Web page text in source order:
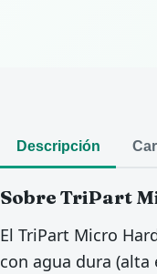
Descripción
Sobre TriPart
El TriPart Micro
con agua dura